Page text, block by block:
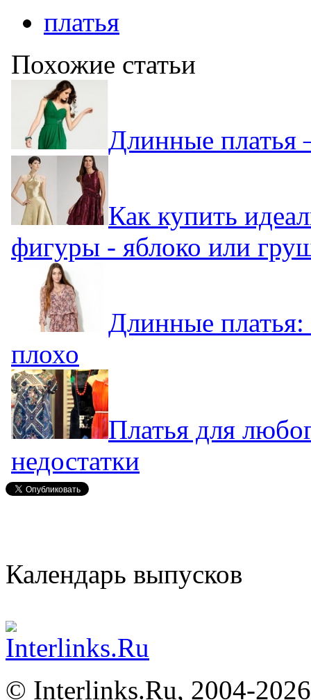
платья
Похожие статьи
Длинные платья
Как купить
фигуры - яблоко или
Длинные платья:
плохо
Платья для
недостатки
Календарь выпусков
© Interlinks.Ru, 2004-2026